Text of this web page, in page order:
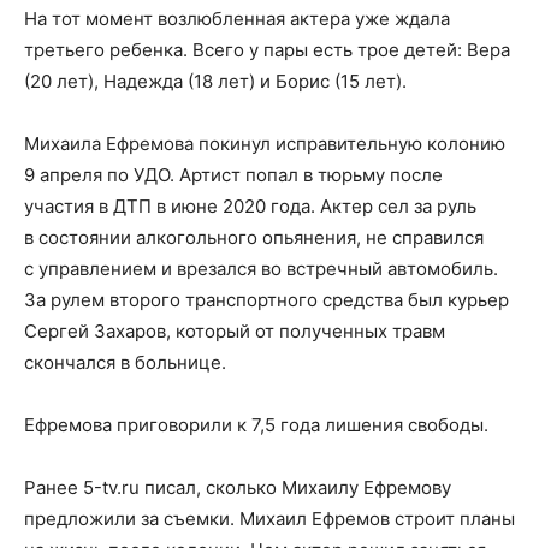
На тот момент возлюбленная актера уже ждала
третьего ребенка. Всего у пары есть трое детей: Вера
(20 лет), Надежда (18 лет) и Борис (15 лет).
Михаила Ефремова покинул исправительную колонию
9 апреля по УДО. Артист попал в тюрьму после
участия в ДТП в июне 2020 года. Актер сел за руль
в состоянии алкогольного опьянения, не справился
с управлением и врезался во встречный автомобиль.
За рулем второго транспортного средства был курьер
Сергей Захаров, который от полученных травм
скончался в больнице.
Ефремова приговорили к 7,5 года лишения свободы.
Ранее 5-tv.ru писал, сколько Михаилу Ефремову
предложили за съемки. Михаил Ефремов строит планы